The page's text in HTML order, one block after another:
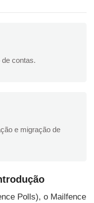
contas.
e migração de
Polls), o Mailfence